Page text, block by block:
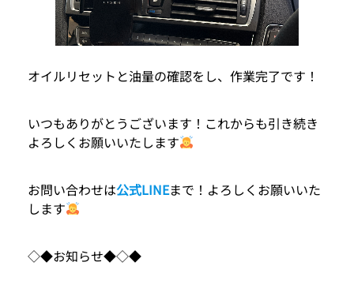
オイルリセットと油量の確認をし、作業完了です！
いつもありがとうございます！これからも引き続き
よろしくお願いいたします
お問い合わせは公式LINEまで！よろしくお願いいた
します
◇◆お知らせ◆◇◆